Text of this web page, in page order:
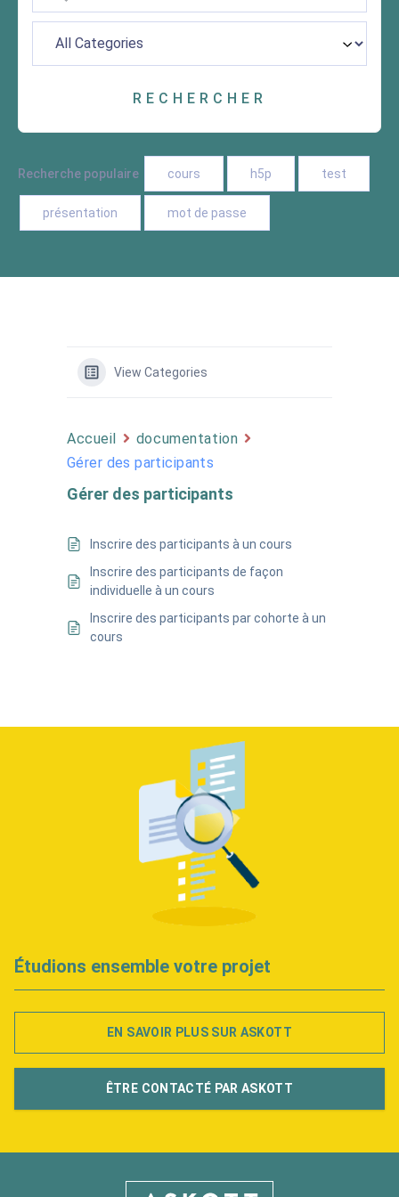
Recherche populaire cours h5p test
présentation mot de passe
View Categories
Accueil
documentation
Gérer des participants
Gérer des participants
Inscrire des participants à un cours
Inscrire des participants de façon
individuelle à un cours
Inscrire des participants par cohorte à un
cours
Étudions ensemble votre projet
EN SAVOIR PLUS SUR ASKOTT
ÊTRE CONTACTÉ PAR ASKOTT